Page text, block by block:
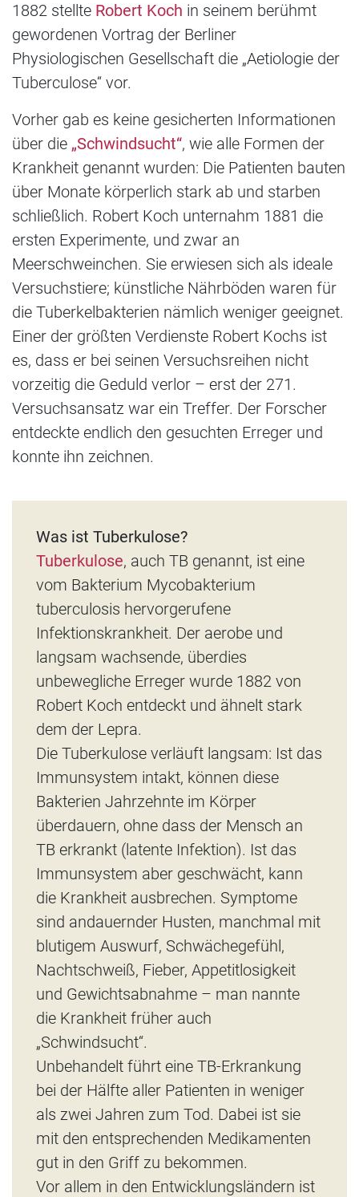
1882 stellte Robert Koch in seinem berühmt
gewordenen Vortrag der Berliner
Physiologischen Gesellschaft die „Aetiologie der
Tuberculose“ vor.
Vorher gab es keine gesicherten Informationen
über die „Schwindsucht“, wie alle Formen der
Krankheit genannt wurden: Die Patienten bauten
über Monate körperlich stark ab und starben
schließlich. Robert Koch unternahm 1881 die
ersten Experimente, und zwar an
Meerschweinchen. Sie erwiesen sich als ideale
Versuchstiere; künstliche Nährböden waren für
die Tuberkelbakterien nämlich weniger geeignet.
Einer der größten Verdienste Robert Kochs ist
es, dass er bei seinen Versuchsreihen nicht
vorzeitig die Geduld verlor – erst der 271.
Versuchsansatz war ein Treffer. Der Forscher
entdeckte endlich den gesuchten Erreger und
konnte ihn zeichnen.
Was ist Tuberkulose?
Tuberkulose, auch TB genannt, ist eine
vom Bakterium Mycobakterium
tuberculosis hervorgerufene
Infektionskrankheit. Der aerobe und
langsam wachsende, überdies
unbewegliche Erreger wurde 1882 von
Robert Koch entdeckt und ähnelt stark
dem der Lepra.
Die Tuberkulose verläuft langsam: Ist das
Immunsystem intakt, können diese
Bakterien Jahrzehnte im Körper
überdauern, ohne dass der Mensch an
TB erkrankt (latente Infektion). Ist das
Immunsystem aber geschwächt, kann
die Krankheit ausbrechen. Symptome
sind andauernder Husten, manchmal mit
blutigem Auswurf, Schwächegefühl,
Nachtschweiß, Fieber, Appetitlosigkeit
und Gewichtsabnahme – man nannte
die Krankheit früher auch
„Schwindsucht“.
Unbehandelt führt eine TB-Erkrankung
bei der Hälfte aller Patienten in weniger
als zwei Jahren zum Tod. Dabei ist sie
mit den entsprechenden Medikamenten
gut in den Griff zu bekommen.
Vor allem in den Entwicklungsländern ist